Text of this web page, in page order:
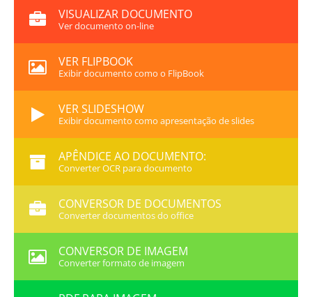
VISUALIZAR DOCUMENTO
Ver documento on-line
VER FLIPBOOK
Exibir documento como o FlipBook
VER SLIDESHOW
Exibir documento como apresentação de slides
APÊNDICE AO DOCUMENTO:
Converter OCR para documento
CONVERSOR DE DOCUMENTOS
Converter documentos do office
CONVERSOR DE IMAGEM
Converter formato de imagem